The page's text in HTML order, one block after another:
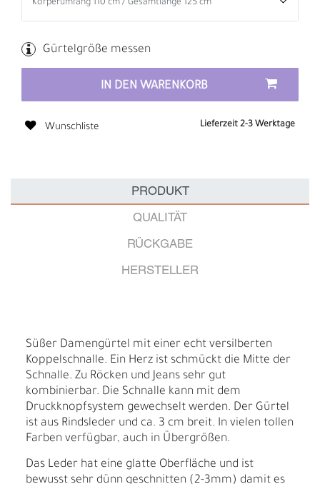
Gürtelgröße messen
IN DEN WARENKORB
Wunschliste Lieferzeit 2-3 Werktage
PRODUKT
QUALITÄT
RÜCKGABE
HERSTELLER
Süßer Damengürtel mit einer echt versilberten
Koppelschnalle. Ein Herz ist schmückt die Mitte der
Schnalle. Zu Röcken und Jeans sehr gut
kombinierbar. Die Schnalle kann mit dem
Druckknopfsystem gewechselt werden. Der Gürtel
ist aus Rindsleder und ca. 3 cm breit. In vielen tollen
Farben verfügbar, auch in Übergrößen.
Das Leder hat eine glatte Oberfläche und ist
bewusst sehr dünn geschnitten (2-3mm) damit es